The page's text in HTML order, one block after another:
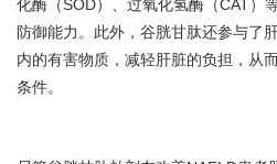
化酶（SOD）、过氧化氢酶（CAT）
防御能力。此外，谷胱甘肽还参与了
内的有害物质，减轻肝脏的负担，从
条件。